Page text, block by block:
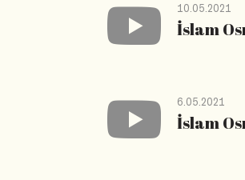
10.05.2021
İslam
6.05.2021
İslam